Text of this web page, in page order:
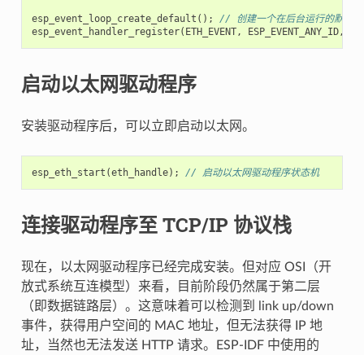
esp_event_loop_create_default ();
// 创建一个在后台运行的默认事
esp_event_handler_register( ETH_EVENT, ESP_EVENT_ANY_ID,
启动以太网驱动程序
安装驱动程序后，可以立即启动以太网。
esp_eth_start (eth_handle); // 启动以太网驱动程序状态机
连接驱动程序至 TCP/IP 协议栈
现在，以太网驱动程序已经完成安装。但对应 OSI（开
放式系统互连模型）来看，目前阶段仍然属于第二层
（即数据链路层）。这意味着可以检测到 link up/down
事件，获得用户空间的 MAC 地址，但无法获得 IP 地
址，当然也无法发送 HTTP 请求。ESP-IDF 中使用的